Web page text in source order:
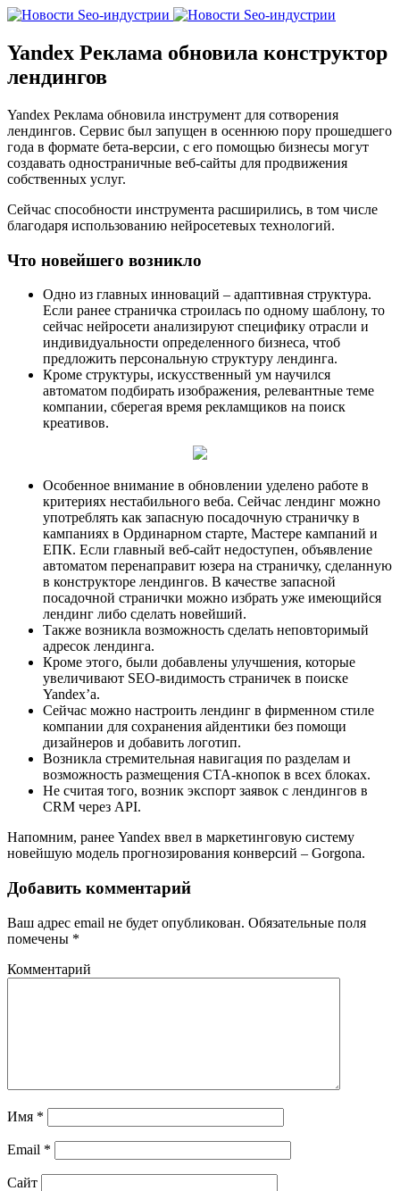
Yandex Реклама обновила конструктор
лендингов
Yandex Реклама обновила инструмент для сотворения
лендингов. Сервис был запущен в осеннюю пору прошедшего
года в формате бета-версии, с его помощью бизнесы могут
создавать одностраничные веб-сайты для продвижения
собственных услуг.
Сейчас способности инструмента расширились, в том числе
благодаря использованию нейросетевых технологий.
Что новейшего возникло
Одно из главных инноваций – адаптивная структура.
Если ранее страничка строилась по одному шаблону, то
сейчас нейросети анализируют специфику отрасли и
индивидуальности определенного бизнеса, чтоб
предложить персональную структуру лендинга.
Кроме структуры, искусственный ум научился
автоматом подбирать изображения, релевантные теме
компании, сберегая время рекламщиков на поиск
креативов.
Особенное внимание в обновлении уделено работе в
критериях нестабильного веба. Сейчас лендинг можно
употреблять как запасную посадочную страничку в
кампаниях в Ординарном старте, Мастере кампаний и
ЕПК. Если главный веб-сайт недоступен, объявление
автоматом перенаправит юзера на страничку, сделанную
в конструкторе лендингов. В качестве запасной
посадочной странички можно избрать уже имеющийся
лендинг либо сделать новейший.
Также возникла возможность сделать неповторимый
адресок лендинга.
Кроме этого, были добавлены улучшения, которые
увеличивают SEO-видимость страничек в поиске
Yandex’а.
Сейчас можно настроить лендинг в фирменном стиле
компании для сохранения айдентики без помощи
дизайнеров и добавить логотип.
Возникла стремительная навигация по разделам и
возможность размещения CTA-кнопок в всех блоках.
Не считая того, возник экспорт заявок с лендингов в
CRM через API.
Напомним, ранее Yandex ввел в маркетинговую систему
новейшую модель прогнозирования конверсий – Gorgona.
Добавить комментарий
Ваш адрес email не будет опубликован. Обязательные поля
помечены *
Комментарий
Имя *
Email *
Сайт